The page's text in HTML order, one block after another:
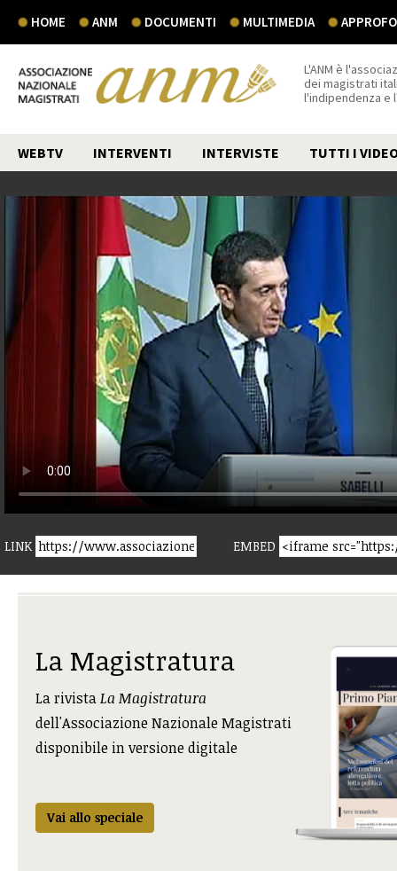
HOME ANM DOCUMENTI MULTIMEDIA
L'ANM è
dei magistrati
l'indipendenza e
WEBTV INTERVENTI INTERVISTE TUTTI I
LINK EMBED
La Magistratura
La rivistaLa Magistratura
dell'Associazione Nazionale Magistrati
disponibile in versione digitale
Vai allo speciale